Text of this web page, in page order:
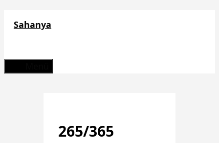
Sahanya
265/365